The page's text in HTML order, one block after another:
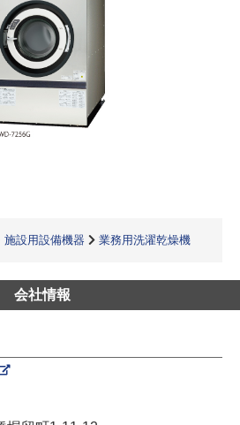
施設用設備機器 業務用洗濯乾燥機
会社情報